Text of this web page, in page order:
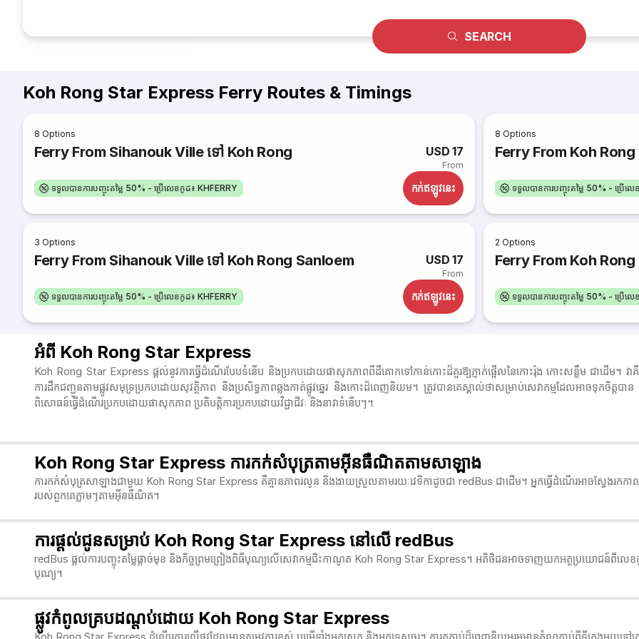
SEARCH
Koh Rong Star Express Ferry Routes & Timings
8 Options
Ferry From Sihanouk Ville ទៅ Koh Rong USD 17
From
ទទួលបានការបញ្ចុះតម្លៃ 50% - ប្រើលេខកូដ៖ KHFERRY កក់​ឥឡូវនេះ
8 Options
Ferry From Koh
ទទួលបានការបញ្ចុះតម្លៃ 50% - ប្រើល
3 Options
Ferry From Sihanouk Ville ទៅ Koh Rong Sanloem USD 17
From
ទទួលបានការបញ្ចុះតម្លៃ 50% - ប្រើលេខកូដ៖ KHFERRY កក់​ឥឡូវនេះ
2 Options
Ferry From Koh
ទទួលបានការបញ្ចុះតម្លៃ 50% - ប្រើល
អំពី Koh Rong Star Express
Koh Rong Star Express ផ្តល់នូវការធ្វើដំណើរបែបទំនើប និងប្រកបដោយផាសុកភាពពីដីគោកទៅកាន់កោះដ៏គួរឱ្យភ្ញាក់ផ្អើលនៃកោះរ៉ុង កោះសន្លឹម ជាដើម។ វា
ការដឹកជញ្ជូនតាមផ្លូវសមុទ្រប្រកបដោយសុវត្ថិភាព និងប្រសិទ្ធភាពឆ្លងកាត់ផ្លូវឆ្នេរ និងកោះដ៏ពេញនិយម។ ត្រូវបានគេស្គាល់ថាសម្រាប់សេវាកម្មដែលអាចទុកចិ
ពិសោធន៍ធ្វើដំណើរប្រកបដោយផាសុកភាព ប្រតិបត្តិការប្រកបដោយវិជ្ជាជីវៈ និងនាវាទំនើបៗ។
Koh Rong Star Express ការកក់សំបុត្រតាមអ៊ីនធឺណិតតាមសាឡាង
ការកក់សំបុត្រសាឡាងជាមួយ Koh Rong Star Express គឺគ្មានភាពរលូន និងងាយស្រួលតាមរយៈវេទិកាដូចជា redBus ជាដើម។ អ្នកធ្វើដំណើរអាចស្វែងរកកាលវិ
របស់ពួកគេភ្លាមៗតាមអ៊ីនធឺណិត។
ការផ្តល់ជូនសម្រាប់ Koh Rong Star Express នៅលើ redBus
redBus ផ្តល់ការបញ្ចុះតម្លៃផ្តាច់មុខ និងកិច្ចព្រមព្រៀងពិធីបុណ្យលើសេវាកម្មជិះកាណូត Koh Rong Star Express។ អតិថិជនអាចទាញយកអត្ថប្រយោជន៍ពីលេខ
បុណ្យ។
ផ្លូវកំពូលគ្របដណ្តប់ដោយ Koh Rong Star Express